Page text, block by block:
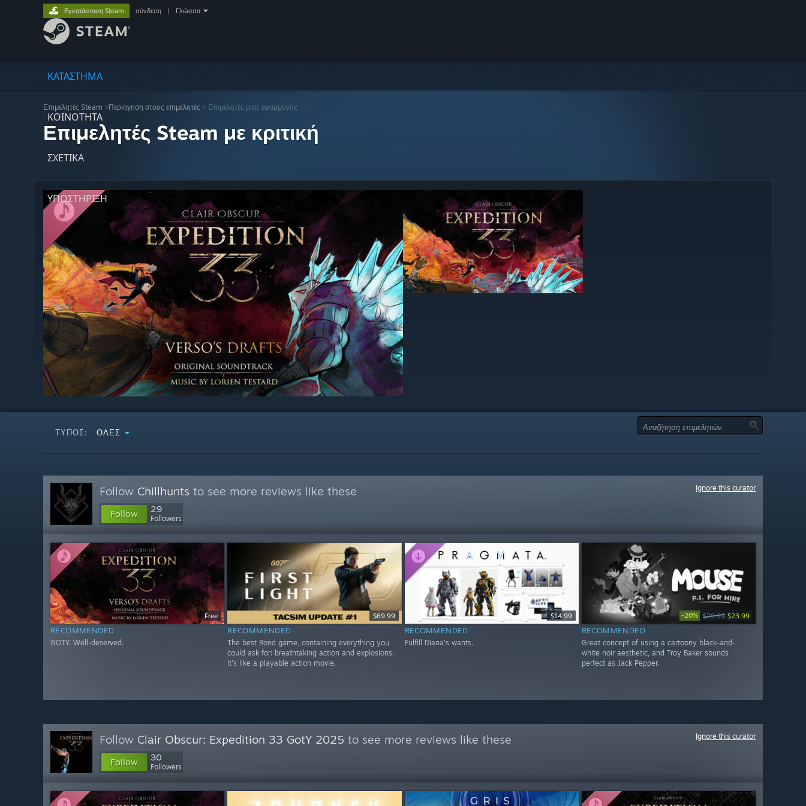
ΚΑΤΑΣΤΗΜΑ
ΚΟΙΝΟΤΗΤΑ
ΣΧΕΤΙΚΆ
ΥΠΟΣΤΗΡΙΞΗ
Εγκατάσταση Steam σύνδεση Γλώσσα
Επιμελητές Steam >Περιήγηση στους επιμελητές > Επιμελητές μιας εφαρμογής
Επιμελητές Steam με κριτική
ΤΎΠΟΣ: ΌΛΕΣ
Follow Chillhunts to see more reviews like these
Follow 29
Followers
Ignore this curator
Free
RECOMMENDED
GOTY. Well-deserved.
$69.99
RECOMMENDED
The best Bond game, containing everything you
could ask for: breathtaking action and explosions.
It's like a playable action movie.
$14.99
RECOMMENDED
Fulfill Diana's wants.
-20% $29.99 $23.99
RECOMMENDED
Great concept of using a cartoony black-and-
white noir aesthetic, and Troy Baker sounds
perfect as Jack Pepper.
Follow Clair Obscur: Expedition 33 GotY 2025 to see more reviews like these
Follow 30
Followers
Ignore this curator